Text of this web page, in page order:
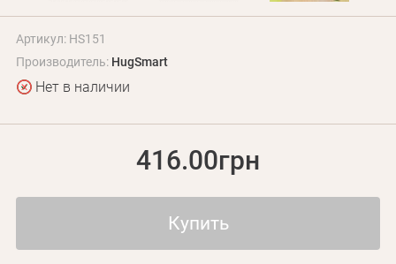
Артикул: HS151
Производитель: HugSmart
Нет в наличии
416.00грн
Купить